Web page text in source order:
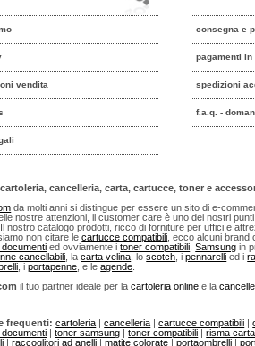
consegna e
pagamenti in
spedizioni
f.a.q. -
vendita
cancelleria, carta, cartucce, toner e
da molti anni si distingue per essere un sito di e-
nostre attenzioni, il customer care è uno dei nostri
nostro catalogo prodotti, ricco di forniture per uffici e
non citare lecartucce compatibili , ecco alcuni
ed ovviamente itoner compatibili ,Samsung in
cancellabili , lacarta velina , loscotch , ipennarelli ed i
, iportapenne , e leagende
il tuo partner ideale per lacartoleria online e la
frequenti: cartoleria |cancelleria |cartucce compatibili |
|toner samsung |toner compatibili |risma
|raccoglitori ad anelli |matite colorate |portaombrelli |